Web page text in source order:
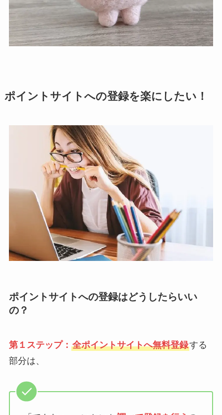
ポイントサイトへの登録を楽にしたい！
ポイントサイトへの登録はどうしたらいい
の？
第１ステップ： 全ポイントサイトへ無料登録する
部分は、